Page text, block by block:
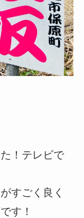
！テレビで
すごく良く
す！